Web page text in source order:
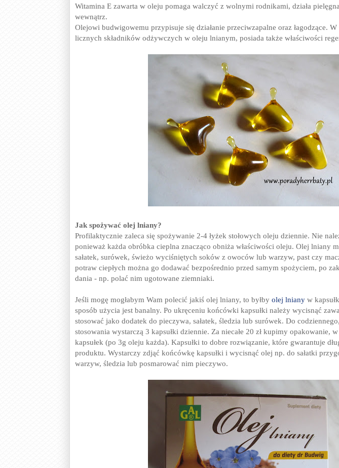
Witamina E zawarta w oleju pomaga walczyć z wolnymi rodnikami, działa
wewnątrz.
Olejowi budwigowemu przypisuje się działanie przeciwzapalne oraz łagodzące.
licznych składników odżywczych w oleju lnianym, posiada także właściwości
Jak spożywać olej lniany?
Profilaktycznie zaleca się spożywanie 2-4 łyżek stołowych oleju dziennie. Nie
ponieważ każda obróbka cieplna znacząco obniża właściwości oleju. Olej lniany
sałatek, surówek, świeżo wyciśniętych soków z owoców lub warzyw, past czy
potraw ciepłych można go dodawać bezpośrednio przed samym spożyciem, po
dania - np. polać nim ugotowane ziemniaki.
Jeśli mogę mogłabym Wam polecić jakiś olej lniany, to byłby olej lniany w
sposób użycia jest banalny. Po ukręceniu końcówki kapsułki należy wycisnąć
stosować jako dodatek do pieczywa, sałatek, śledzia lub surówek. Do
stosowania wystarczą 3 kapsułki dziennie. Za niecałe 20 zł kupimy opakowanie,
kapsułek (po 3g oleju każda). Kapsułki to dobre rozwiązanie, które gwarantuje
produktu. Wystarczy zdjąć końcówkę kapsułki i wycisnąć olej np. do sałatki
warzyw, śledzia lub posmarować nim pieczywo.